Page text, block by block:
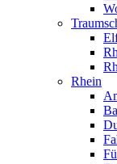
Rhein